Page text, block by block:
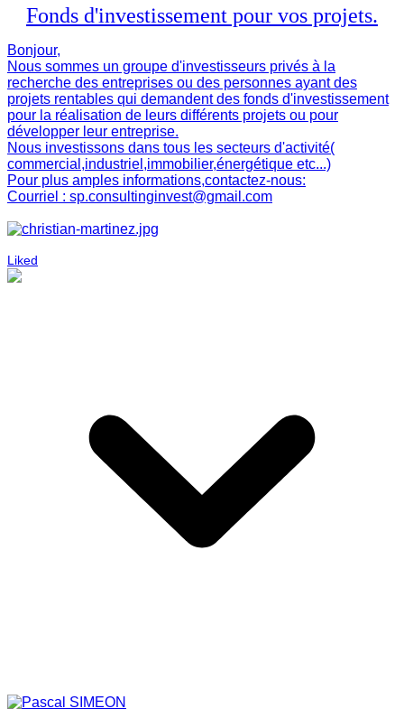
Fonds d'investissement pour vos projets.
Bonjour,
Nous sommes un groupe d'investisseurs privés à la
recherche des entreprises ou des personnes ayant des
projets rentables qui demandent des fonds d'investissement
pour la réalisation de leurs différents projets ou pour
développer leur entreprise.
Nous investissons dans tous les secteurs d'activité(
commercial,industriel,immobilier,énergétique etc...)
Pour plus amples informations,contactez-nous:
Courriel : sp.consultinginvest@gmail.com
Liked